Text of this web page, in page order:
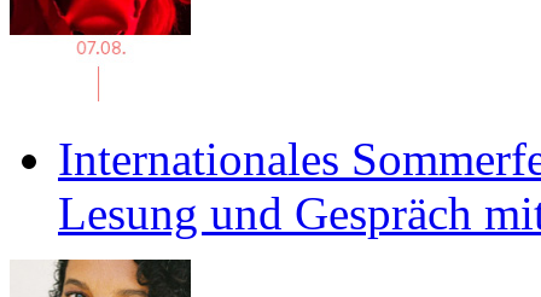
Internationales
Lesung und Gespräch